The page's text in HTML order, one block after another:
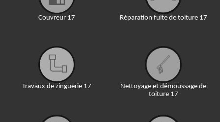
Couvreur 17
Travaux de zinguerie 17
Réparation fuite de toiture 17
Nettoyage et démoussage de
toiture 17